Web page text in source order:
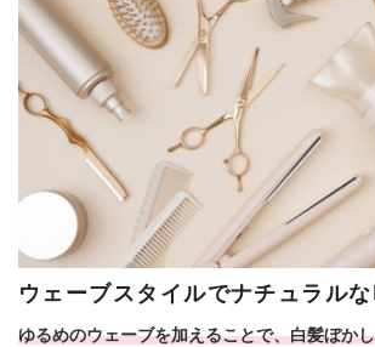
ウェーブスタイルでナチュラル
ゆるめのウェーブを加えることで、白髪ぼか